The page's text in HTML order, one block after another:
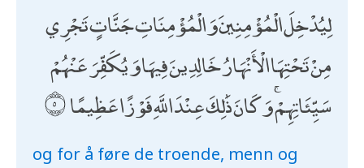
لِيُدْخِلَ الْمُؤْمِنِينَ وَالْمُؤْمِنَاتِ جَنَّاتٍ تَجْرِي
مِنْ تَحْتِهَا الْأَنْهَارُ خَالِدِينَ فِيهَا وَيُكَفِّرَ عَنْهُمْ
سَيِّئَاتِهِمْ ۚ وَكَانَ ذَٰلِكَ عِنْدَ اللَّهِ فَوْزًا عَظِيمًا
og for å føre de troende, menn og